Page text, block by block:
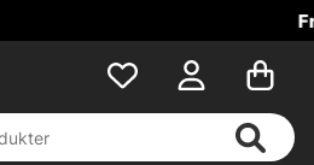
Fri frakt över 699